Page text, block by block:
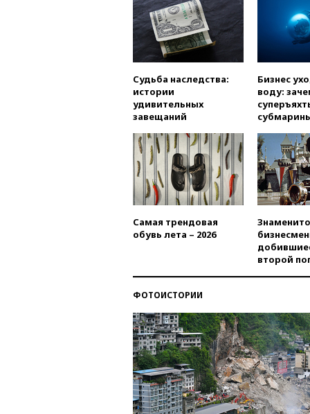
Судьба наследства:
истории
удивительных
завещаний
Бизнес
воду:
Самая трендовая
обувь лета – 2026
второй
ФОТОИСТОРИИ